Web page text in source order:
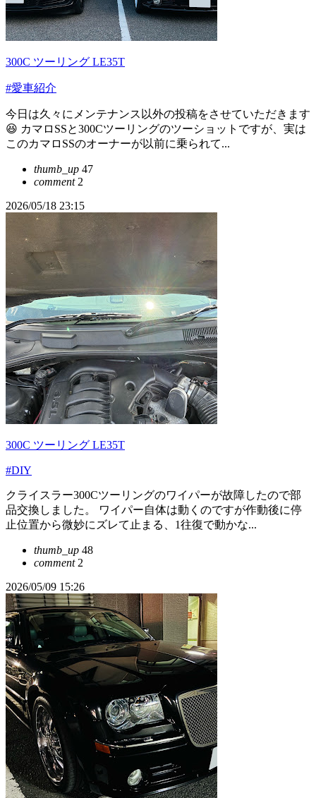
300C ツーリング LE35T
#愛車紹介
今日は久々にメンテナンス以外の投稿をさせていただきます
😆 カマロSSと300Cツーリングのツーショットですが、実は
このカマロSSのオーナーが以前に乗られて...
thumb_up 47
comment2
2026/05/18 23:15
300C ツーリング LE35T
#DIY
クライスラー300Cツーリングのワイパーが故障したので部
品交換しました。 ワイパー自体は動くのですが作動後に停
止位置から微妙にズレて止まる、1往復で動かな...
thumb_up 48
comment2
2026/05/09 15:26